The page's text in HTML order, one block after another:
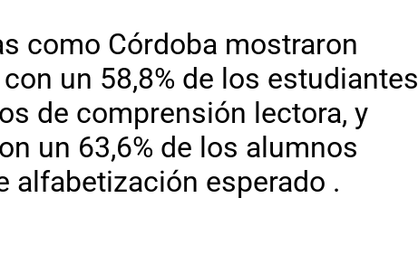
como Córdoba mostraron
un 58,8% de los estudiantes
de comprensión lectora, y
un 63,6% de los alumnos
alfabetización esperado .